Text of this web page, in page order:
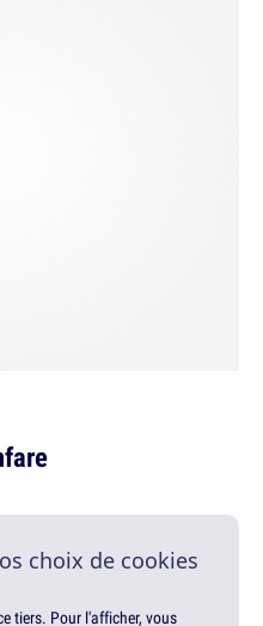
choix de cookies
tiers. Pour l'afficher, vous